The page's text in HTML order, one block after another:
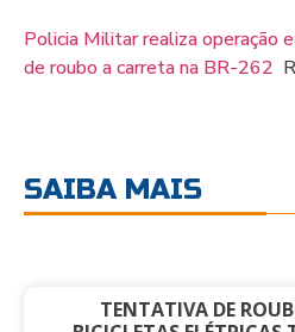
Policia Militar realiza operação
de roubo a carreta na BR-262
SAIBA MAIS
TENTATIVA DE